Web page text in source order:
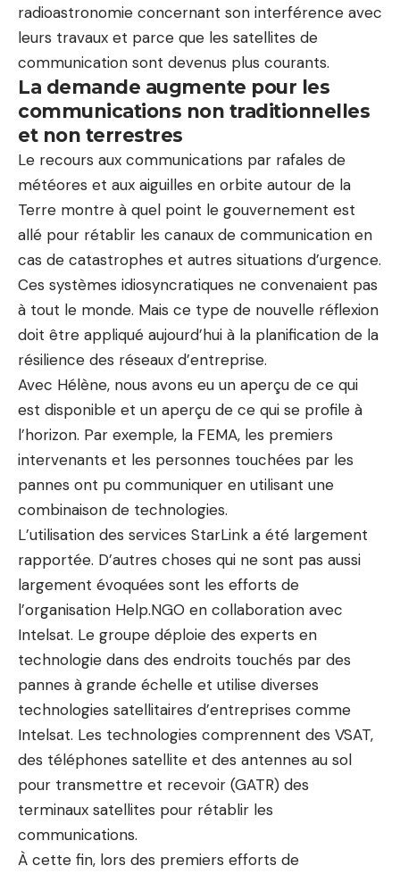
radioastronomie concernant son interférence avec
leurs travaux et parce que les satellites de
communication sont devenus plus courants.
La demande augmente pour les
communications non traditionnelles
et non terrestres
Le recours aux communications par rafales de
météores et aux aiguilles en orbite autour de la
Terre montre à quel point le gouvernement est
allé pour rétablir les canaux de communication en
cas de catastrophes et autres situations d’urgence.
Ces systèmes idiosyncratiques ne convenaient pas
à tout le monde. Mais ce type de nouvelle réflexion
doit être appliqué aujourd’hui à la planification de la
résilience des réseaux d’entreprise.
Avec Hélène, nous avons eu un aperçu de ce qui
est disponible et un aperçu de ce qui se profile à
l’horizon. Par exemple, la FEMA, les premiers
intervenants et les personnes touchées par les
pannes ont pu communiquer en utilisant une
combinaison de technologies.
L’utilisation des services StarLink a été largement
rapportée. D’autres choses qui ne sont pas aussi
largement évoquées sont les efforts de
l’organisation Help.NGO en collaboration avec
Intelsat. Le groupe déploie des experts en
technologie dans des endroits touchés par des
pannes à grande échelle et utilise diverses
technologies satellitaires d’entreprises comme
Intelsat. Les technologies comprennent des VSAT,
des téléphones satellite et des antennes au sol
pour transmettre et recevoir (GATR) des
terminaux satellites pour rétablir les
communications.
À cette fin, lors des premiers efforts de